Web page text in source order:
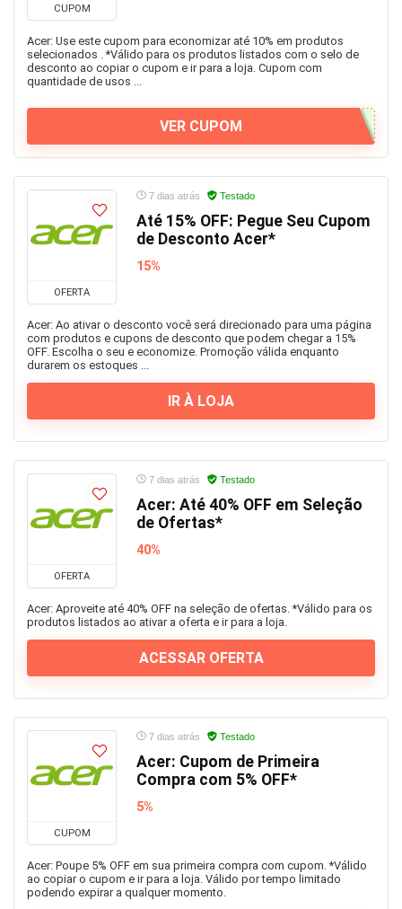
CUPOM
Acer: Use este cupom para economizar até 10% em produtos
selecionados . *Válido para os produtos listados com o selo de
desconto ao copiar o cupom e ir para a loja. Cupom com
quantidade de usos ...
VER CUPOM
OFERTA
7 dias atrás Testado
Até 15% OFF: Pegue Seu Cupom
de Desconto Acer*
15%
Acer: Ao ativar o desconto você será direcionado para uma página
com produtos e cupons de desconto que podem chegar a 15%
OFF. Escolha o seu e economize. Promoção válida enquanto
durarem os estoques ...
IR À LOJA
OFERTA
7 dias atrás Testado
Acer: Até 40% OFF em Seleção
de Ofertas*
40%
Acer: Aproveite até 40% OFF na seleção de ofertas. *Válido para os
produtos listados ao ativar a oferta e ir para a loja.
ACESSAR OFERTA
CUPOM
7 dias atrás Testado
Acer: Cupom de Primeira
Compra com 5% OFF*
5%
Acer: Poupe 5% OFF em sua primeira compra com cupom. *Válido
ao copiar o cupom e ir para a loja. Válido por tempo limitado
podendo expirar a qualquer momento.